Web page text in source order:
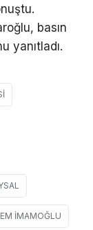
basın
yanıtladı.
İMAMOĞLU